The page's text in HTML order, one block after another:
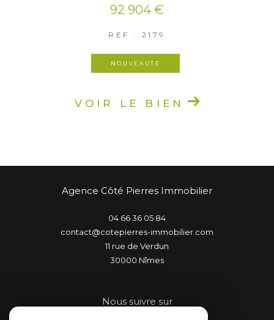
92 904 €
REF : 2179
NOUVEAUTÉ
VOIR LE BIEN
Agence Côté Pierres Immobilier
04 66 36 05 84
contact@cotepierres-immobilier.com
11 rue de Verdun
30000
nîmes
Nous suivre sur